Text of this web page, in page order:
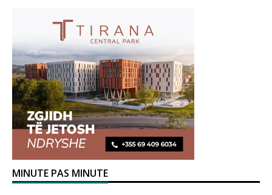
MINUTE PAS MINUTE